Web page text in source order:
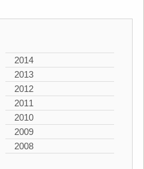
2014
2013
2012
2011
2010
2009
2008